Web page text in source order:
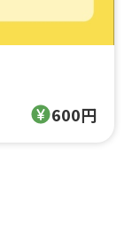
600円